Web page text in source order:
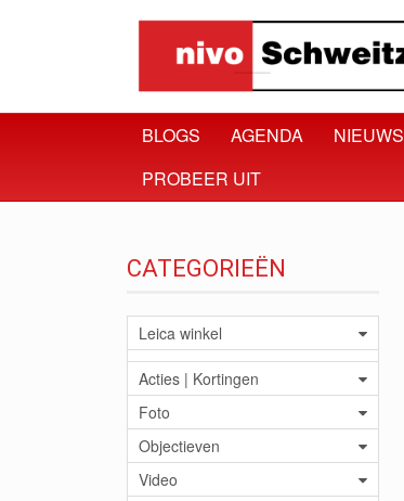
BLOGS AGENDA NIEUWS
PROBEER UIT
CATEGORIEËN
Leica winkel
Acties | Kortingen
Foto
Objectieven
Video